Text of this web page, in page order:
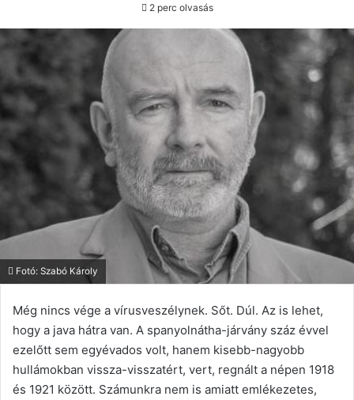
2 perc olvasás
Fotó: Szabó Károly
Még nincs vége a vírusveszélynek. Sőt. Dúl. Az is lehet,
hogy a java hátra van. A spanyolnátha-járvány száz évvel
ezelőtt sem egyévados volt, hanem kisebb-nagyobb
hullámokban vissza-visszatért, vert, regnált a népen 1918
és 1921 között. Számunkra nem is amiatt emlékezetes,